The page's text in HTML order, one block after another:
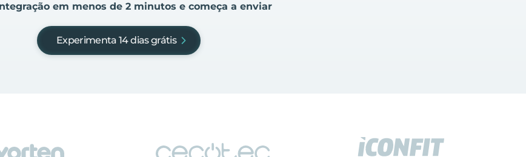
em menos de 2 minutos e começa a enviar
Experimenta 14 dias grátis